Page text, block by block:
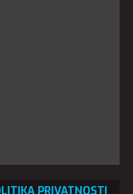
PRIVATNOSTI